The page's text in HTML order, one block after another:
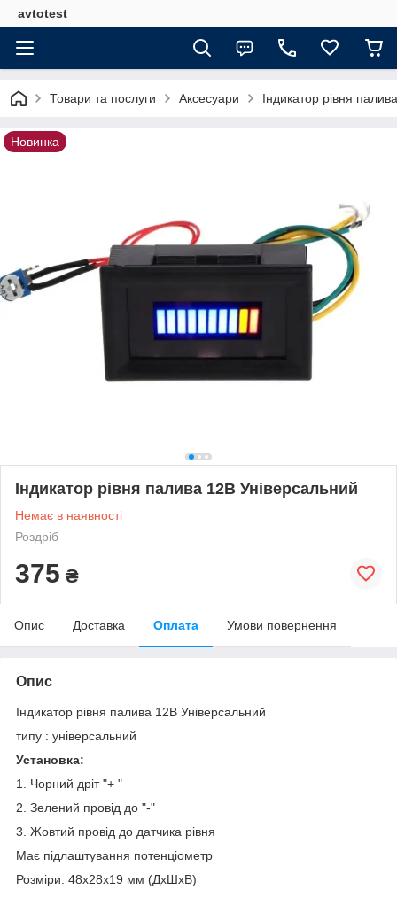
avtotest
Товари та послуги Аксесуари Індикатор рівня
Новинка
Індикатор рівня палива 12В Універсальний
Немає в наявності
Роздріб
375 ₴
Опис Доставка Оплата Умови повернення
Опис
Індикатор рівня палива 12В Універсальний
типу : універсальний
Установка:
1. Чорний дріт "+ "
2. Зелений провід до "-"
3. Жовтий провід до датчика рівня
Має підлаштування потенціометр
Розміри: 48x28x19 мм (ДхШхВ)